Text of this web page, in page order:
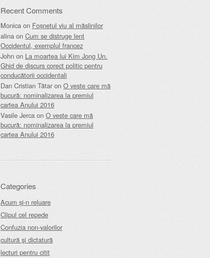
Recent Comments
Monica on Foșnetul viu al măslinilor
alina on Cum se distruge lent
Occidentul, exemplul francez
John on La moartea lui Kim Jong Un.
Ghid de discurs corect politic pentru
conducătorii occidentali
Dan Cristian Tătar on O veste care mă
bucură: nominalizarea la premiul
cartea Anului 2016
Vasile Jerca on O veste care mă
bucură: nominalizarea la premiul
cartea Anului 2016
Categories
Acum și-n reluare
Clipul cel repede
Confuzia non-valorilor
cultură şi dictatură
lecturi pentru citit